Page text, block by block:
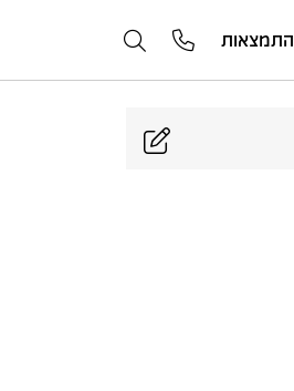
התמצאות